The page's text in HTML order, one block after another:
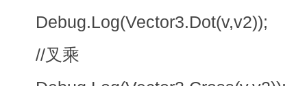
Debug.Log(Vector3.Dot(v,v2));
//叉乘